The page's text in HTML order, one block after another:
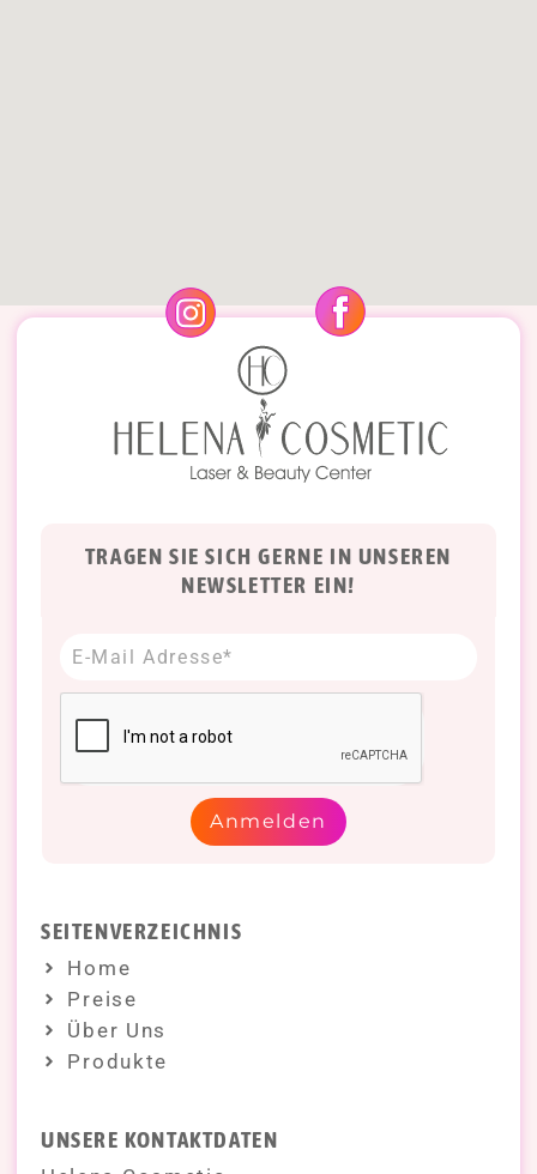
TRAGEN SIE SICH GERNE IN UNSEREN
NEWSLETTER EIN!
Anmelden
SEITENVERZEICHNIS
Home
Preise
Über Uns
Produkte
UNSERE KONTAKTDATEN